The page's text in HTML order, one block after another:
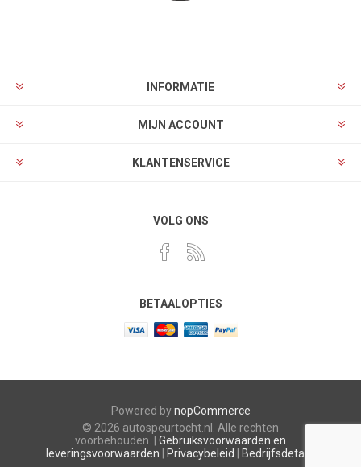
INFORMATIE
MIJN ACCOUNT
KLANTENSERVICE
VOLG ONS
BETAALOPTIES
Powered bynopCommerce
© 2026 autospeurtocht.nl. Alle rechten
voorbehouden. | Gebruiksvoorwaarden en
leveringsvoorwaarden
Privacybeleid Bedrijfsdetails